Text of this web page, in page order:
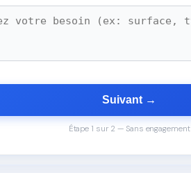
Suivant →
Étape 1 sur 2 — Sans engagement